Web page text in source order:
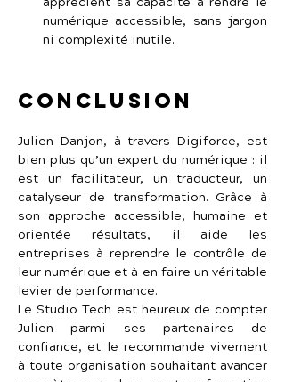
numérique accessible, sans jargon
ni complexité inutile.
Conclusion
Julien Danjon, à travers Digiforce, est
bien plus qu’un expert du numérique : il
est un facilitateur, un traducteur, un
catalyseur de transformation. Grâce à
son approche accessible, humaine et
orientée résultats, il aide les
entreprises à reprendre le contrôle de
leur numérique et à en faire un véritable
levier de performance.
Le Studio Tech est heureux de compter
Julien parmi ses partenaires de
confiance, et le recommande vivement
à toute organisation souhaitant avancer